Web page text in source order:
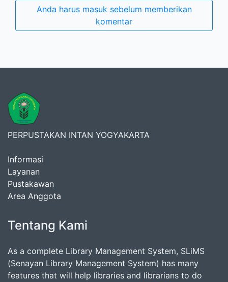
Anda harus masuk sebelum memberikan
komentar
PERPUSTAKAN INTAN YOGYAKARTA
Informasi
Layanan
Pustakawan
Area Anggota
Tentang Kami
As a complete Library Management System, SLiMS
(Senayan Library Management System) has many
features that will help libraries and librarians to do